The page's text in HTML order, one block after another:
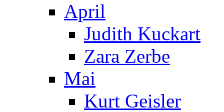
April
Judith Kuckart
Zara Zerbe
Mai
Kurt Geisler